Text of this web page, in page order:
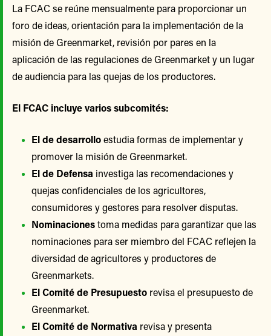
La FCAC se reúne mensualmente para proporcionar un
foro de ideas, orientación para la implementación de la
misión de Greenmarket, revisión por pares en la
aplicación de las regulaciones de Greenmarket y un lugar
de audiencia para las quejas de los productores.
El FCAC incluye varios subcomités:
El de desarrolloestudia formas de implementar y
promover la misión de Greenmarket.
El de Defensa investiga las recomendaciones y
quejas confidenciales de los agricultores,
consumidores y gestores para resolver disputas.
Nominacionestoma medidas para garantizar que las
nominaciones para ser miembro del FCAC reflejen la
diversidad de agricultores y productores de
Greenmarkets.
El Comité de Presupuesto revisa el presupuesto de
Greenmarket.
El Comité de Normativa revisa y presenta